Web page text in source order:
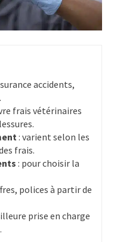
accidents,
frais vétérinaires
: varient selon les
frais.
: pour choisir la
polices à partir de
prise en charge